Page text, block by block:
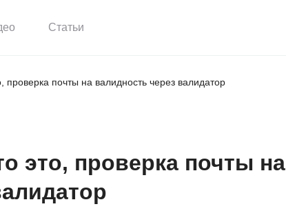
Статьи
проверка почты на валидность через валидатор
это, проверка почты на